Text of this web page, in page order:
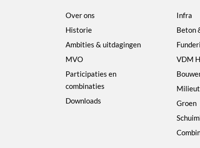
Over ons
Historie
Ambities & uitdagingen
MVO
Participaties en
combinaties
Downloads
Infra
Beton
VDM
Groen